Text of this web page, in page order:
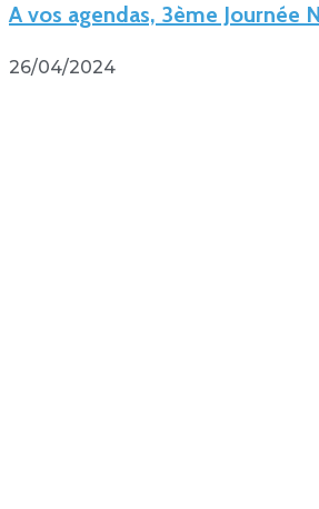
A vos agendas, 3ème
26/04/2024